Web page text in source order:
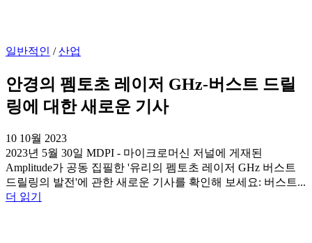
일반적인 /산업
안경의 펨토초 레이저 GHz-버스트 드릴
링에 대한 새로운 기사
10 10월 2023
2023년 5월 30일 MDPI - 마이크로머신 저널에 게재된
Amplitude가 공동 집필한 '유리의 펨토초 레이저 GHz 버스트
드릴링의 발전'에 관한 새로운 기사를 확인해 보세요: 버스트...
더 읽기